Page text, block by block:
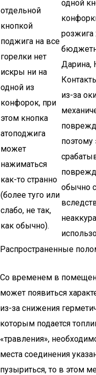
отдельной
кнопкой
поджига на все
горелки нет
искры ни на
одной из
конфорок, при
этом кнопка
атоподжига
может
нажиматься
как-то странно
(более туго или
слабо, не так,
как обычно).
одной
розжига
Дарина,
из-за
поэтому
обычно
Распространенные
Со временем в
может появиться
из-за снижения
которым подается
«травления»,
места соединения
пузыриться, то в этом